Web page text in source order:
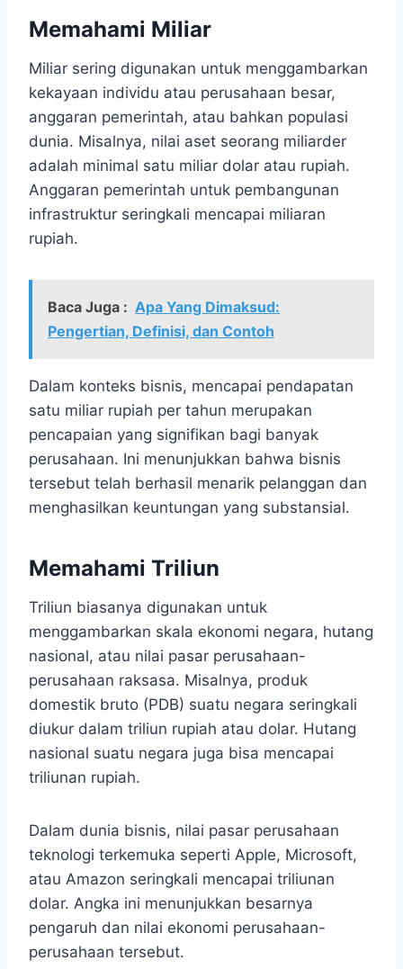
Memahami Miliar
Miliar sering digunakan untuk menggambarkan
kekayaan individu atau perusahaan besar,
anggaran pemerintah, atau bahkan populasi
dunia. Misalnya, nilai aset seorang miliarder
adalah minimal satu miliar dolar atau rupiah.
Anggaran pemerintah untuk pembangunan
infrastruktur seringkali mencapai miliaran
rupiah.
Baca Juga : Apa Yang Dimaksud:
Pengertian, Definisi, dan Contoh
Dalam konteks bisnis, mencapai pendapatan
satu miliar rupiah per tahun merupakan
pencapaian yang signifikan bagi banyak
perusahaan. Ini menunjukkan bahwa bisnis
tersebut telah berhasil menarik pelanggan dan
menghasilkan keuntungan yang substansial.
Memahami Triliun
Triliun biasanya digunakan untuk
menggambarkan skala ekonomi negara, hutang
nasional, atau nilai pasar perusahaan-
perusahaan raksasa. Misalnya, produk
domestik bruto (PDB) suatu negara seringkali
diukur dalam triliun rupiah atau dolar. Hutang
nasional suatu negara juga bisa mencapai
triliunan rupiah.
Dalam dunia bisnis, nilai pasar perusahaan
teknologi terkemuka seperti Apple, Microsoft,
atau Amazon seringkali mencapai triliunan
dolar. Angka ini menunjukkan besarnya
pengaruh dan nilai ekonomi perusahaan-
perusahaan tersebut.